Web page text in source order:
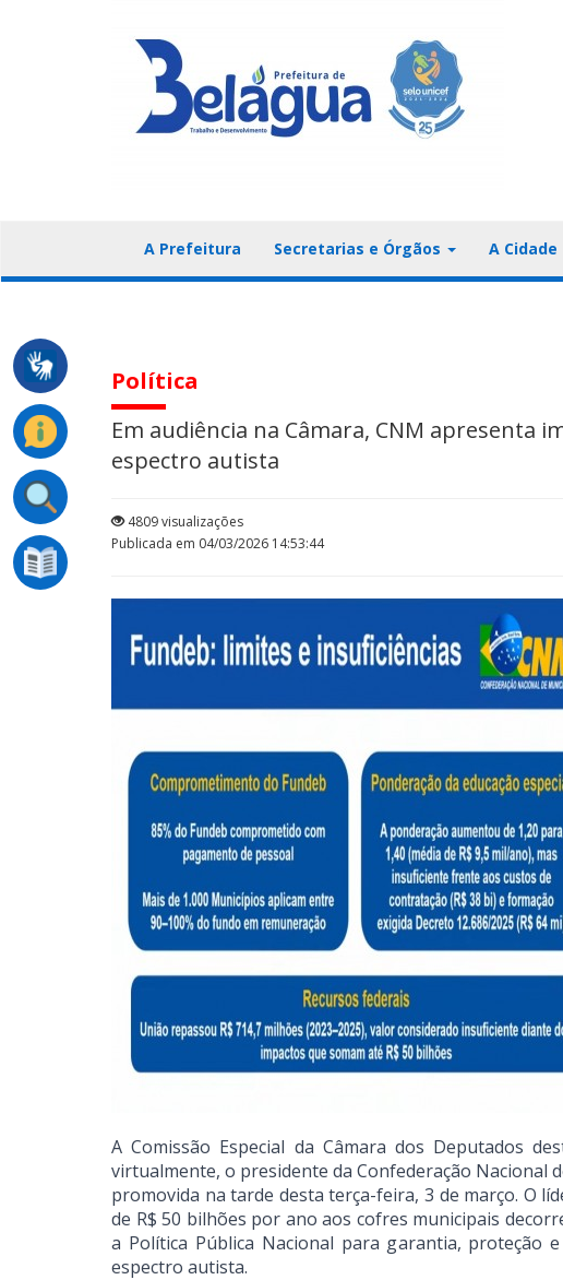
A Prefeitura Secretarias e Órgãos A Cidade
Política
Em audiência na Câmara, CNM apresenta
espectro autista
4809 visualizações
Publicada em 04/03/2026 14:53:44
A Comissão Especial da Câmara dos Deputados
virtualmente, o presidente da Confederação Nacional
promovida na tarde desta terça-feira, 3 de março. O
de R$ 50 bilhões por ano aos cofres municipais
a Política Pública Nacional para garantia, proteção
espectro autista.